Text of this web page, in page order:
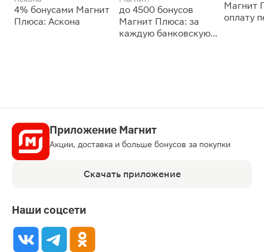
4% бонусами Магнит
Плюса: Аскона
до 4500 бонусов
Магнит Плюса: за
каждую банковскую
Магнит
оплату
Приложение Магнит
Акции, доставка и больше бонусов за покупки
Скачать приложение
Наши соцсети